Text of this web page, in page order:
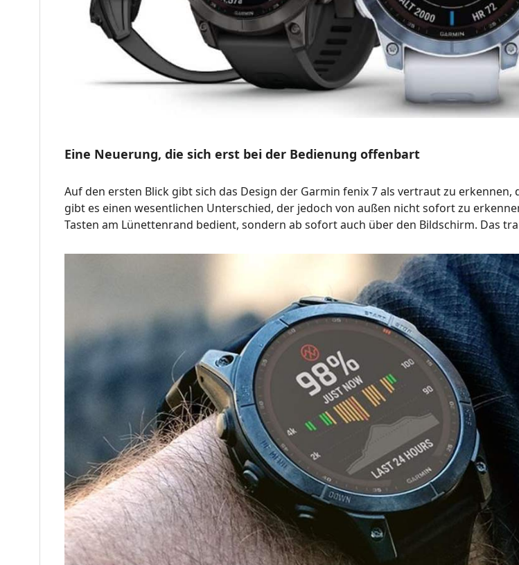
Eine Neuerung, die sich erst bei der Bedienung offenbart
Auf den ersten Blick gibt sich das Design der Garmin fenix 7 als vertraut zu
gibt es einen wesentlichen Unterschied, der jedoch von außen nicht sofort zu
Tasten am Lünettenrand bedient, sondern ab sofort auch über den Bildschirm. Das